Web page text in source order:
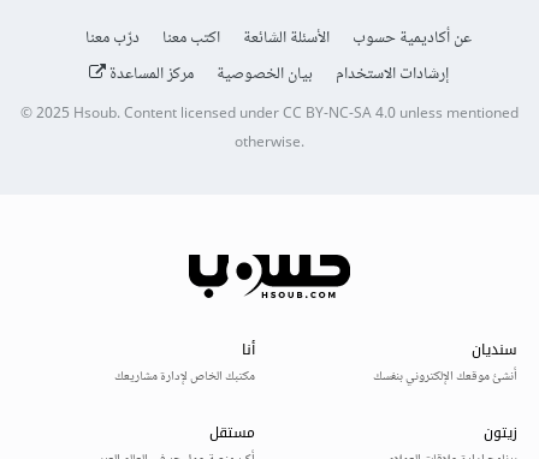
عن أكاديمية حسوب الأسئلة الشائعة اكتب معنا
درّب معنا
إرشادات الاستخدام
بيان الخصوصية مركز المساعدة
© 2025Hsoub.Content licensed underCC BY-NC-SA 4.0unless mentioned
otherwise.